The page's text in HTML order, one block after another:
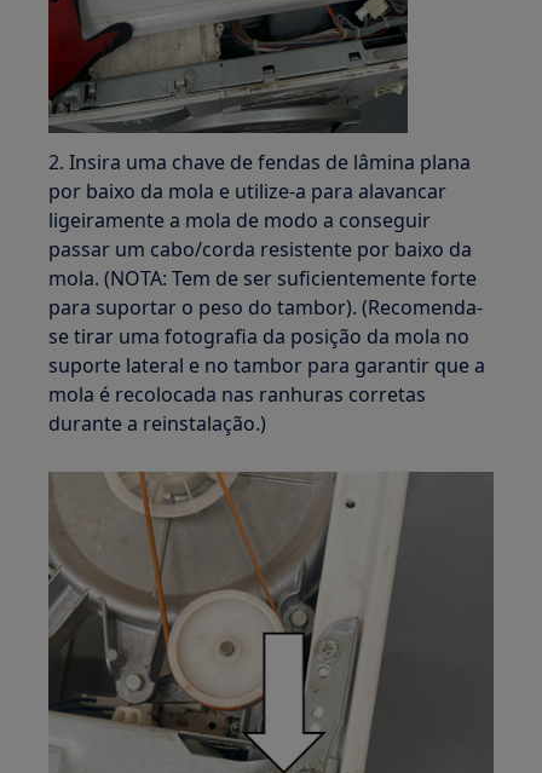
2. Insira uma chave de fendas de lâmina plana
por baixo da mola e utilize-a para alavancar
ligeiramente a mola de modo a conseguir
passar um cabo/corda resistente por baixo da
mola. (NOTA: Tem de ser suficientemente forte
para suportar o peso do tambor). (Recomenda-
se tirar uma fotografia da posição da mola no
suporte lateral e no tambor para garantir que a
mola é recolocada nas ranhuras corretas
durante a reinstalação.)